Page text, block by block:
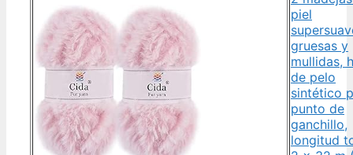
piel
gruesas y
mullidas,
de pelo
sintético
punto de
ganchillo,
longitud